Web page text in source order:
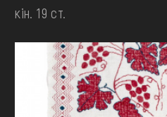
кін. 19 ст.